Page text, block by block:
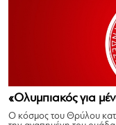
«Ολυμπιακός για
Ο κόσμος του Θρύλου